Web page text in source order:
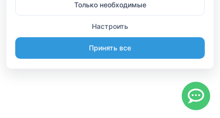
Только необходимые
Настроить
Принять все